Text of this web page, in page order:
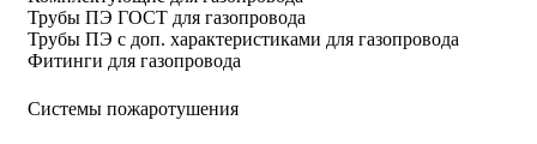
Трубы ПЭ ГОСТ для газопровода
Трубы ПЭ с доп. характеристиками для газопровода
Фитинги для газопровода
Системы пожаротушения